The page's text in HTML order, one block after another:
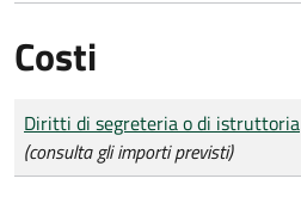
Costi
Tipo di pagamento
Importo
Diritti di segreteria o di istruttoria
(consulta gli importi previsti)